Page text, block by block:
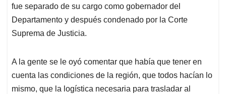
fue separado de su cargo como gobernador del
Departamento y después condenado por la Corte
Suprema de Justicia.
A la gente se le oyó comentar que había que tener en
cuenta las condiciones de la región, que todos hacían lo
mismo, que la logística necesaria para trasladar al